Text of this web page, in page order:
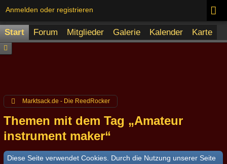
Anmelden oder registrieren
Start Forum Mitglieder Galerie Kalender Karte
Marktsack.de - Die ReedRocker
Themen mit dem Tag „Amateur
instrument maker“
Diese Seite verwendet Cookies. Durch die Nutzung unserer Seite